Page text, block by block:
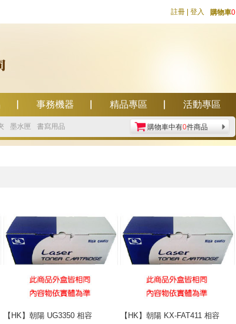
註冊 登入 購物車0
事務機器 精品專區 活動專區
墨水匣 書寫用品 購物車中有0件商品
【HK】朝陽 UG3350 相容
【HK】朝陽 KX-FAT411 相容